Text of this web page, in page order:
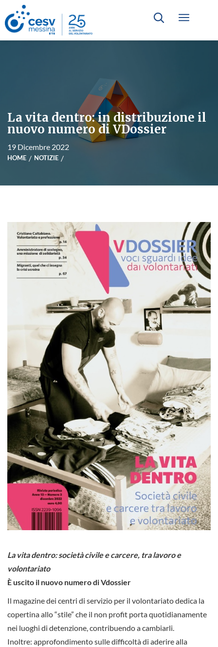
La vita dentro: in distribuzione il
nuovo numero di VDossier
19 Dicembre 2022
HOME NOTIZIE
La vita dentro:società civile e carcere, tra lavoro e
volontariato
È uscito il nuovo numero di Vdossier
Il magazine dei centri di servizio per il volontariato dedica la
copertina allo “stile” che il non profit porta quotidianamente
nei luoghi di detenzione, contribuendo a cambiarli.
Inoltre: approfondimento sulle difficoltà di aderire alla